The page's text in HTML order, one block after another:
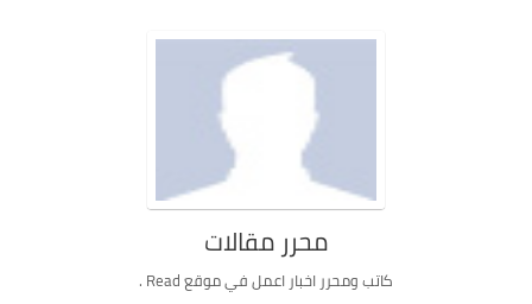
محرر مقالات
كاتب ومحرر اخبار اعمل في موقع Read .